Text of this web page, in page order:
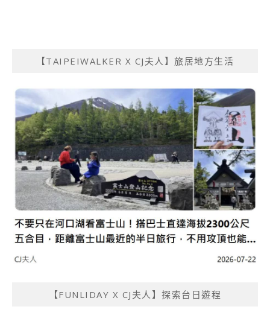
【TAIPEIWALKER X CJ夫人】旅居地方生活
【FUNLIDAY X CJ夫人】探索台日遊程